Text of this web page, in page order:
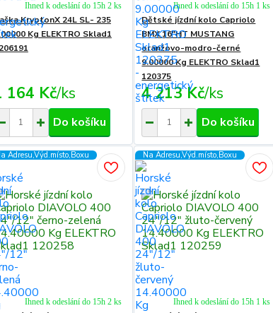
KryptonX 24L SL- 235
Kg ELEKTRO Sklad1
164 Kč/ks
Ihned k odeslání do 15h 2 ks
Do košíku
Dětské jízdní kolo Capriolo
BMX 16"HT MUSTANG
oranžovo-modro-černé
9.00000 Kg ELEKTRO Sklad1
120375
4 213 Kč/ks
Ihned k odeslání do 15h 1 ks
Do košíku
Adresu,Výd.místo,Boxu
Ihned k odeslání do 15h 2 ks
Na Adresu,Výd.místo,Boxu
Ihned k odeslání do 15h 1 ks